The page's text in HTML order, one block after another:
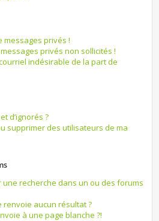
messages privés !
privés non sollicités !
indésirable de la part de
d’ignorés ?
supprimer des utilisateurs de ma
recherche dans un ou des forums
renvoie aucun résultat ?
à une page blanche ?!